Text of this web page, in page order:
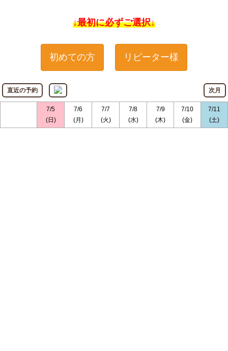
↓最初に必ずご選択↓
初めての方 リピーター様
直近の予約 次月
7/5
(日)
7/6
(月)
7/7
(火)
7/8
(水)
7/9
(木)
7/10
(金)
7/11
(土)